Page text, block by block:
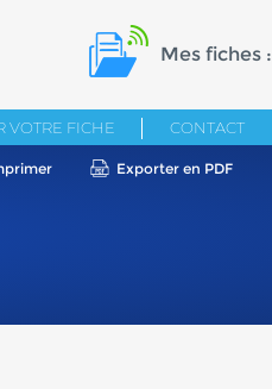
Mes fiches :
VOTRE FICHE CONTACT
Exporter en PDF